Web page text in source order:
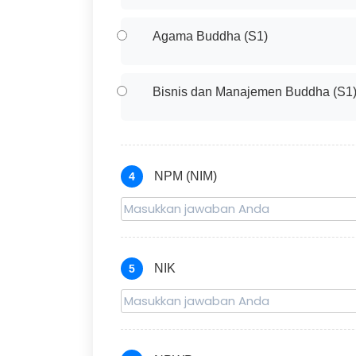
Agama Buddha (S1)
Bisnis dan Manajemen Buddha (S1)
4 NPM (NIM)
5 NIK